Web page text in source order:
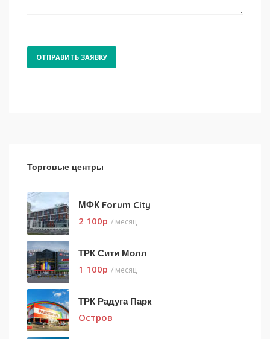
Торговые центры
МФК Forum City
2 100p / месяц
ТРК Сити Молл
1 100p / месяц
ТРК Радуга Парк
Остров